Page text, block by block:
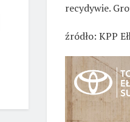
recydywie.
źródło: KPP